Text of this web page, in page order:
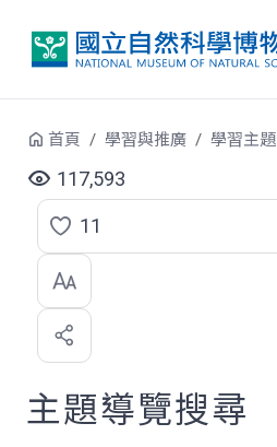
首頁 學習與推廣 學習主題
117,593
點
選
喜
歡
11
主題導覽搜尋